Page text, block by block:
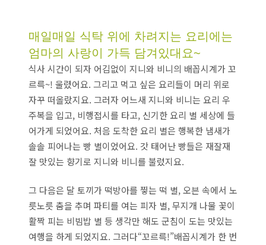
매일매일 식탁 위에 차려지는 요리에는
엄마의 사랑이 가득 담겨있대요~
식사 시간이 되자 어김없이 지니와 비니의 배꼽시계가 꼬
르륵~! 울렸어요. 그리고 먹고 싶은 요리들이 머리 위로
자꾸 떠올랐지요. 그러자 어느새 지니와 비니는 요리 우
주복을 입고, 비행접시를 타고, 신기한 요리 별 세상에 들
어가게 되었어요. 처음 도착한 요리 별은 행복한 냄새가
솔솔 피어나는 빵 별이었어요. 갓 태어난 빵들은 재잘재
잘 맛있는 향기로 지니와 비니를 불렀지요.
그 다음은 달 토끼가 떡방아를 찧는 떡 별, 오븐 속에서 노
릇노릇 춤을 추며 파티를 여는 피자 별, 무지개 나물 꽃이
활짝 피는 비빔밥 별 등 생각만 해도 군침이 도는 맛있는
여행을 하게 되었지요. 그러다“꼬르륵!”배꼽시계가 한 번